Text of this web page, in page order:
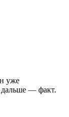
уже
дальше — факт.